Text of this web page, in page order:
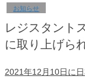
お知らせ
レジスタント
に取り上げら
2021年12月10日に